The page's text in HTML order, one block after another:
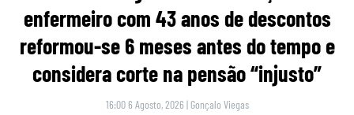
enfermeiro com 43 anos de descontos
reformou-se 6 meses antes do tempo e
considera corte na pensão “injusto”
16:00 6 Agosto, 2026 | Gonçalo Viegas